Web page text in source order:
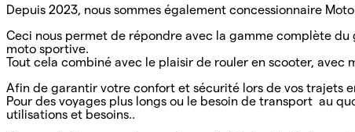
Depuis 2023, nous sommes également concessionnaire
Ceci nous permet de répondre avec la gamme complète
moto sportive.
Tout cela combiné avec le plaisir de rouler en scooter,
Afin de garantir votre confort et sécurité lors de vos trajets
Pour des voyages plus longs ou le besoin de transport au
utilisations et besoins..